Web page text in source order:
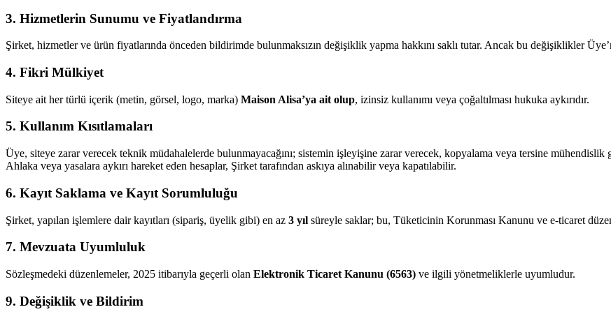
3. Hizmetlerin Sunumu ve Fiyatlandırma
Şirket, hizmetler ve ürün fiyatlarında önceden bildirimde bulunmaksızın değişiklik yapma hakkını saklı tutar. Ancak bu değişiklikler
4. Fikri Mülkiyet
Siteye ait her türlü içerik (metin, görsel, logo, marka) Maison Alisa’ya ait olup, izinsiz kullanımı veya çoğaltılması hukuka aykırıdır.
5. Kullanım Kısıtlamaları
Üye, siteye zarar verecek teknik müdahalelerde bulunmayacağını; sistemin işleyişine zarar verecek, kopyalama veya tersine mühendislik
Ahlaka veya yasalara aykırı hareket eden hesaplar, Şirket tarafından askıya alınabilir veya kapatılabilir.
6. Kayıt Saklama ve Kayıt Sorumluluğu
Şirket, yapılan işlemlere dair kayıtları (sipariş, üyelik gibi) en az 3 yıl süreyle saklar; bu, Tüketicinin Korunması Kanunu ve e‑ticaret
7. Mevzuata Uyumluluk
Sözleşmedeki düzenlemeler, 2025 itibarıyla geçerli olan Elektronik Ticaret Kanunu (6563) ve ilgili yönetmeliklerle uyumludur.
9. Değişiklik ve Bildirim